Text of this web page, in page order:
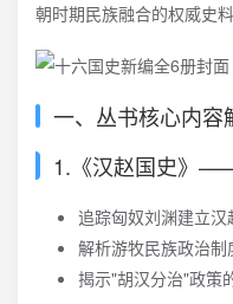
朝时期民族融合的权威史料
一、丛书核心内容
1.《汉赵国史》
追踪匈奴刘渊建立
解析游牧民族政治
揭示"胡汉分治"政策